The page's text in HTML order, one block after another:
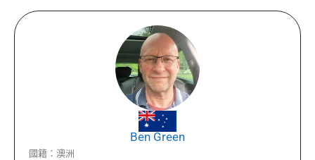
Ben Green
國籍： 澳洲